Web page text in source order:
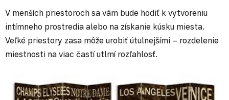
V menších priestoroch sa vám bude hodiť k vytvoreniu
intímneho prostredia alebo na získanie kúsku miesta.
Veľké priestory zasa môže urobiť útulnejšími – rozdelenie
miestnosti na viac častí utlmí rozľahlosť.